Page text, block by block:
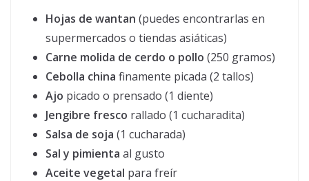
Hojas de wantan (puedes encontrarlas en
supermercados o tiendas asiáticas)
Carne molida de cerdo o pollo (250 gramos)
Cebolla china finamente picada (2 tallos)
Ajo picado o prensado (1 diente)
Jengibre fresco rallado (1 cucharadita)
Salsa de soja (1 cucharada)
Sal y pimienta al gusto
Aceite vegetal para freír